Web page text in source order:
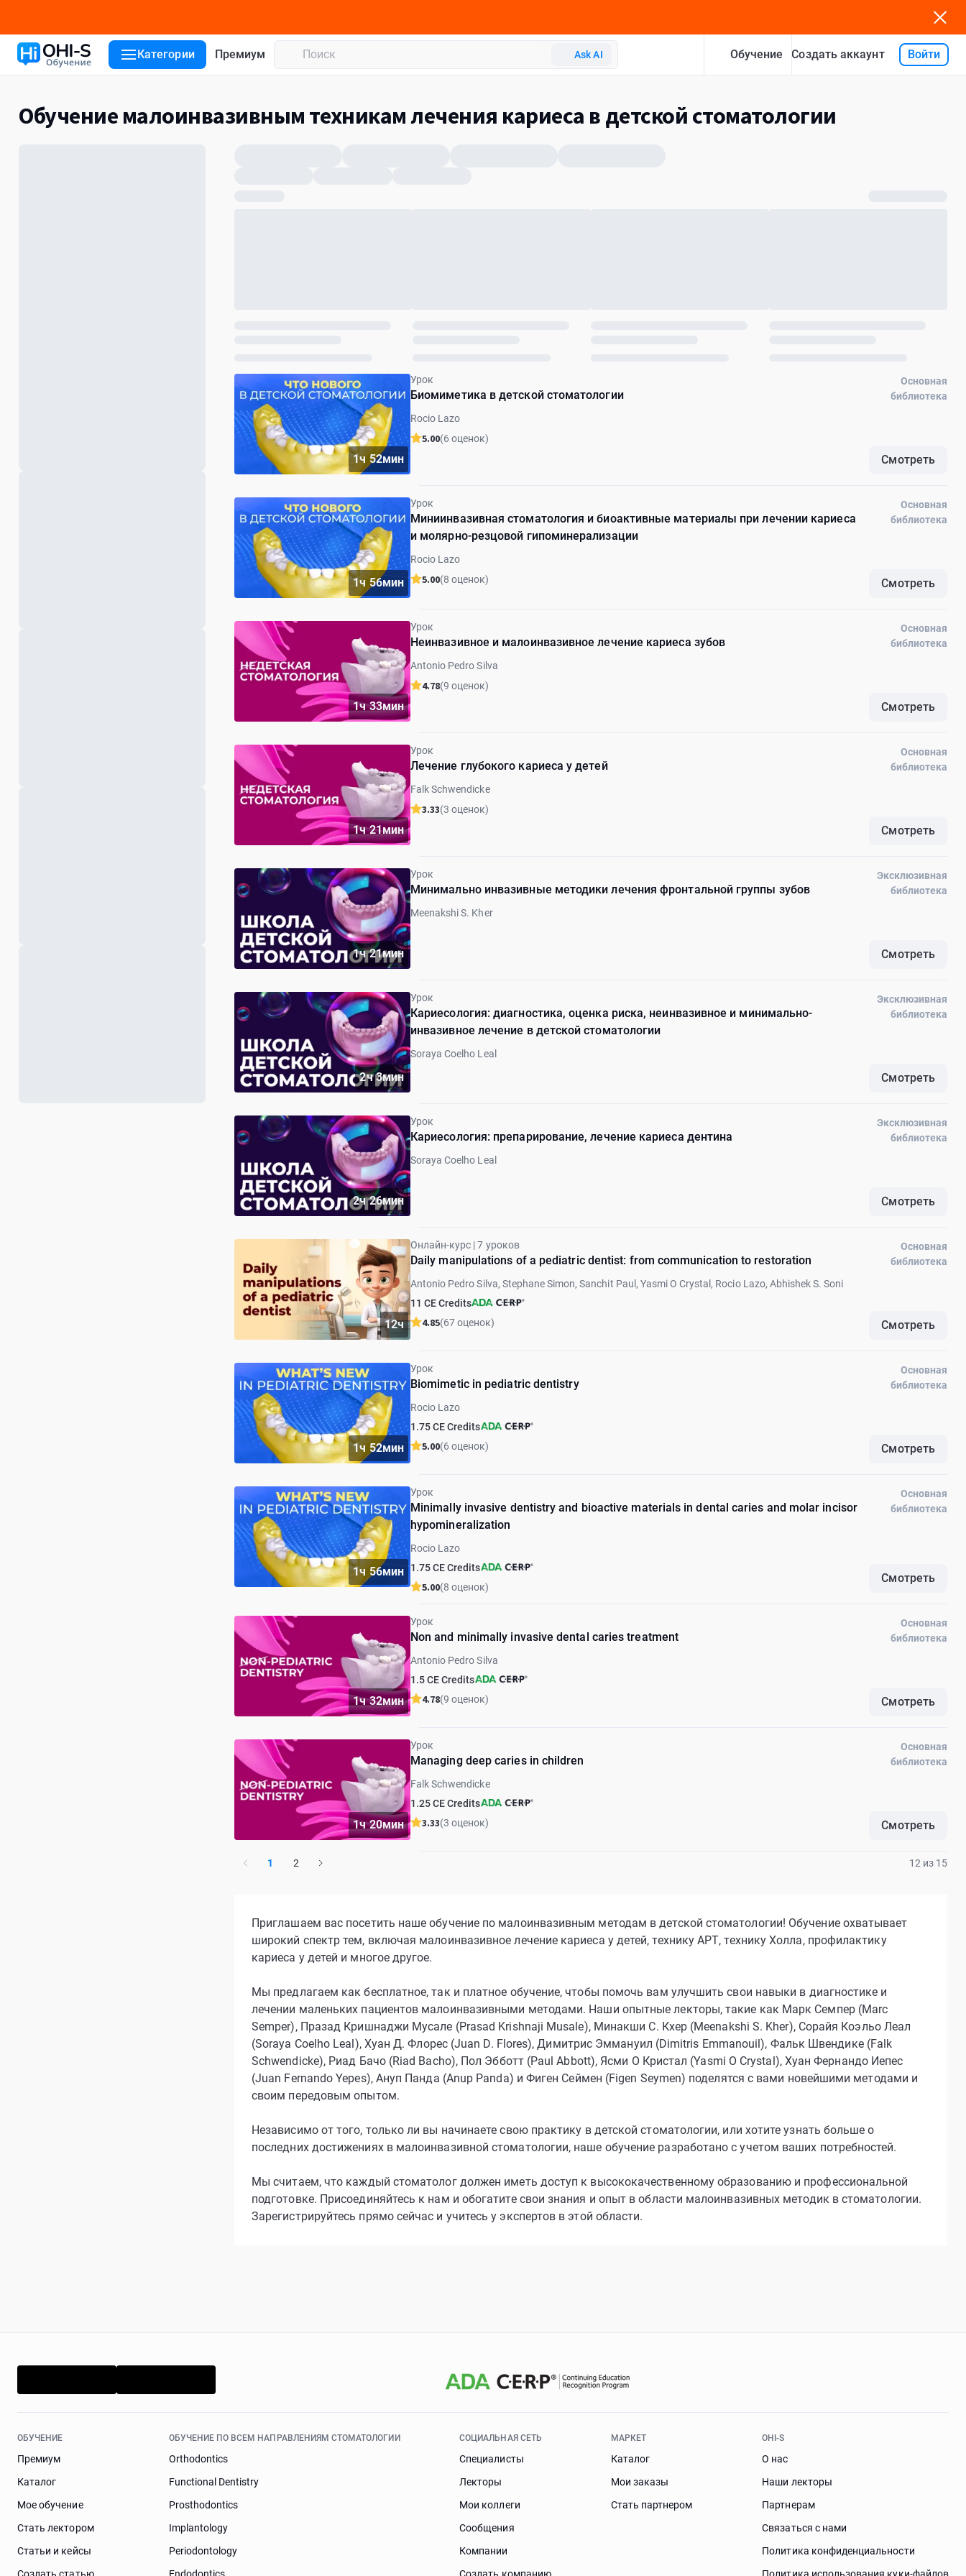
Категории Премиум Ask AI Обучение Создать аккаунт Войти
Обучение малоинвазивным техникам лечения кариеса в детской стоматологии
1ч 52мин
Урок
Биомиметика в детской стоматологии
Rocio Lazo
5.00(6 оценок)
Основная
библиотека
Смотреть
1ч 56мин
Урок
Миниинвазивная стоматология и биоактивные материалы при лечении кариеса
и молярно-резцовой гипоминерализации
Rocio Lazo
5.00(8 оценок)
Основная
библиотека
Смотреть
1ч 33мин
Урок
Неинвазивное и малоинвазивное лечение кариеса зубов
Antonio Pedro Silva
4.78(9 оценок)
Основная
библиотека
Смотреть
1ч 21мин
Урок
Лечение глубокого кариеса у детей
Falk Schwendicke
3.33(3 оценок)
Основная
библиотека
Смотреть
1ч 21мин
Урок
Минимально инвазивные методики лечения фронтальной группы зубов
Meenakshi S. Kher
Эксклюзивная
библиотека
Смотреть
2ч 3мин
Урок
Кариесология: диагностика, оценка риска, неинвазивное и минимально-
инвазивное лечение в детской стоматологии
Soraya Coelho Leal
Эксклюзивная
библиотека
Смотреть
2ч 26мин
Урок
Кариесология: препарирование, лечение кариеса дентина
Soraya Coelho Leal
Эксклюзивная
библиотека
Смотреть
12ч
Онлайн-курс | 7 уроков
Daily manipulations of a pediatric dentist: from communication to restoration
Antonio Pedro Silva, Stephane Simon, Sanchit Paul, Yasmi O Crystal, Rocio Lazo, Abhishek S. Soni
11 CE Credits
4.85(67 оценок)
Основная
библиотека
Смотреть
1ч 52мин
Урок
Biomimetiс in pediatric dentistry
Rocio Lazo
1.75 CE Credits
5.00(6 оценок)
Основная
библиотека
Смотреть
1ч 56мин
Урок
Minimally invasive dentistry and bioactive materials in dental caries and molar incisor
hypomineralization
Rocio Lazo
1.75 CE Credits
5.00(8 оценок)
Основная
библиотека
Смотреть
1ч 32мин
Урок
Non and minimally invasive dental caries treatment
Antonio Pedro Silva
1.5 CE Credits
4.78(9 оценок)
Основная
библиотека
Смотреть
1ч 20мин
Урок
Managing deep caries in children
Falk Schwendicke
1.25 CE Credits
3.33(3 оценок)
Основная
библиотека
Смотреть
1 2 12 из 15
Приглашаем вас посетить наше обучение по малоинвазивным методам в детской стоматологии! Обучение охватывает
широкий спектр тем, включая малоинвазивное лечение кариеса у детей, технику АРТ, технику Холла, профилактику
кариеса у детей и многое другое.
Мы предлагаем как бесплатное, так и платное обучение, чтобы помочь вам улучшить свои навыки в диагностике и
лечении маленьких пациентов малоинвазивными методами. Наши опытные лекторы, такие как Марк Семпер (Marc
Semper), Празад Кришнаджи Мусале (Prasad Krishnaji Musale), Минакши С. Кхер (Meenakshi S. Kher), Сорайя Коэльо Леал
(Soraya Coelho Leal), Хуан Д. Флорес (Juan D. Flores), Димитрис Эммануил (Dimitris Emmanouil), Фальк Швендике (Falk
Schwendicke), Риад Бачо (Riad Bacho), Пол Эбботт (Paul Abbott), Ясми О Кристал (Yasmi O Crystal), Хуан Фернандо Иепес
(Juan Fernando Yepes), Ануп Панда (Anup Panda) и Фиген Сеймен (Figen Seymen) поделятся с вами новейшими методами и
своим передовым опытом.
Независимо от того, только ли вы начинаете свою практику в детской стоматологии, или хотите узнать больше о
последних достижениях в малоинвазивной стоматологии, наше обучение разработано с учетом ваших потребностей.
Мы считаем, что каждый стоматолог должен иметь доступ к высококачественному образованию и профессиональной
подготовке. Присоединяйтесь к нам и обогатите свои знания и опыт в области малоинвазивных методик в стоматологии.
Зарегистрируйтесь прямо сейчас и учитесь у экспертов в этой области.
ОБУЧЕНИЕ
Премиум
Каталог
Мое обучение
Стать лектором
Статьи и кейсы
ОБУЧЕНИЕ ПО ВСЕМ НАПРАВЛЕНИЯМ СТОМАТОЛОГИИ
Orthodontics
Functional Dentistry
Prosthodontics
Implantology
Periodontology
СОЦИАЛЬНАЯ СЕТЬ
Специалисты
Лекторы
Мои коллеги
Сообщения
Компании
МАРКЕТ
Каталог
Мои заказы
Стать партнером
OHI-S
О нас
Наши лекторы
Партнерам
Связаться с нами
Политика конфиденциальности